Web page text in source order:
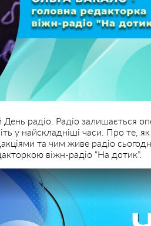
День радіо. Радіо залишається
у найскладніші часи. Про те,
та чим живе радіо
віжн-радіо “На дотик”.